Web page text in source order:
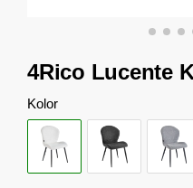
4Rico Lucente
Kolor